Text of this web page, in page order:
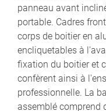
panneau avant
portable. Cadres
corps de boitier en
encliquetables à
fixation du boitier et
confèrent ainsi à
professionnelle. La
assemblé comprend